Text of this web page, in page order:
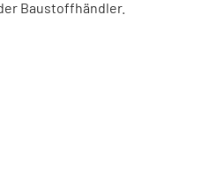
Baustoffhändler.